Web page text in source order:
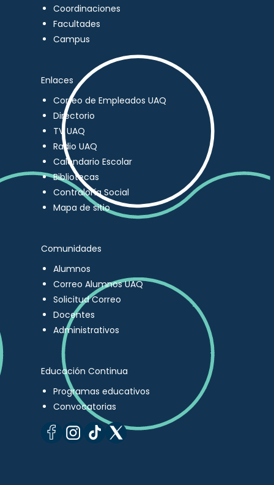
Coordinaciones
Facultades
Campus
Enlaces
Correo de Empleados UAQ
Directorio
TV UAQ
Radio UAQ
Calendario Escolar
Bibliotecas
Contraloría Social
Mapa de sitio
Comunidades
Alumnos
Correo Alumnos UAQ
Solicitud Correo
Docentes
Administrativos
Educación Continua
Programas educativos
Convocatorias